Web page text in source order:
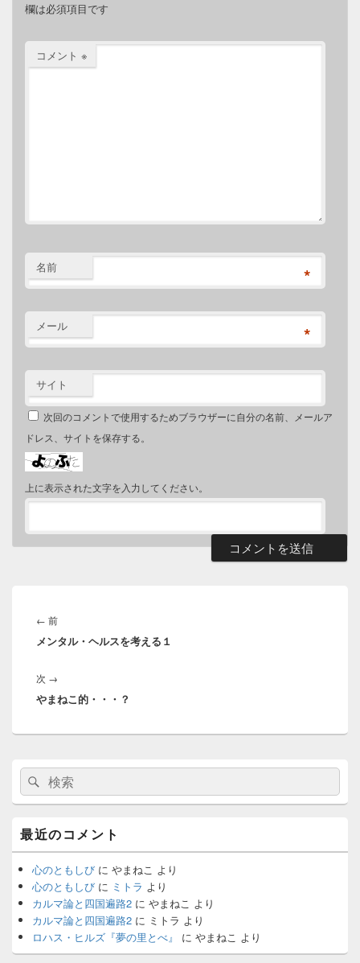
欄は必須項目です
コメント ※
名前 *
メール *
サイト
次回のコメントで使用するためブラウザーに自分の名前、メールア
ドレス、サイトを保存する。
上に表示された文字を入力してください。
稿
ナ
ゲ
ー
シ
← 前前
の
メンタル・ヘルスを考える１
次 →
の
稿:
やまねこ的・・・？
メ
ン
サ
ド
バ
ー
ウ
ジ
ェ
ッ
ト
検
索:
検
索
最近のコメント
心のともしび に やまねこ より
心のともしび に ミトラ より
カルマ論と四国遍路2 に やまねこ より
カルマ論と四国遍路2 に ミトラ より
ロハス・ヒルズ『夢の里とべ』
に やまねこ より